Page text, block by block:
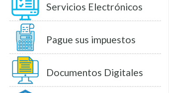
Servicios Electrónicos
Pague sus impuestos
Documentos Digitales